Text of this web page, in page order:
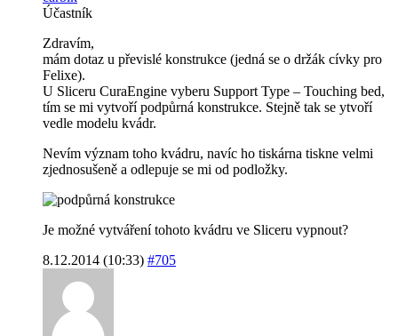
Účastník
Zdravím,
mám dotaz u převislé konstrukce (jedná se o držák cívky pro
Felixe).
U Sliceru CuraEngine vyberu Support Type – Touching bed,
tím se mi vytvoří podpůrná konstrukce. Stejně tak se ytvoří
vedle modelu kvádr.
Nevím význam toho kvádru, navíc ho tiskárna tiskne velmi
zjednosušeně a odlepuje se mi od podložky.
Je možné vytváření tohoto kvádru ve Sliceru vypnout?
8.12.2014 (10:33) #705